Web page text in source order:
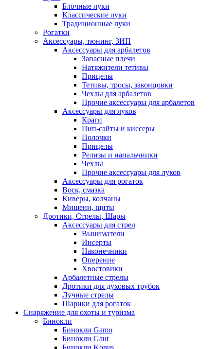
Блочные луки
Классические луки
Традиционные луки
Рогатки
Аксессуары, тюнинг, ЗИП
Аксессуары для арбалетов
Запасные плечи
Натяжители тетивы
Прицелы
Тетивы, тросы, законцовки
Чехлы для арбалетов
Прочие аксессуары для арбалетов
Аксессуары для луков
Краги
Пип-сайты и киссеры
Полочки
Прицелы
Релизы и напальчники
Чехлы
Прочие аксессуары для луков
Аксессуары для рогаток
Воск, смазка
Киверы, колчаны
Мишени, щиты
Дротики, Стрелы, Шары
Аксессуары для стрел
Выниматели
Инсерты
Наконечники
Оперение
Хвостовики
Арбалетные стрелы
Дротики для духовых трубок
Лучные стрелы
Шарики для рогаток
Снаряжение для охоты и туризма
Бинокли
Бинокли Gamo
Бинокли Gaut
Бинокли Konus